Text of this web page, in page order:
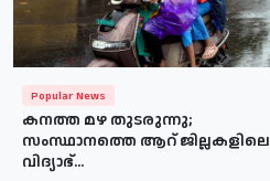
Popular News
കനത്ത മഴ തുടരുന്നു;
സംസ്ഥാനത്തെ ആറ് ജില്ലകളിലെ
വിദ്യാഭ്...